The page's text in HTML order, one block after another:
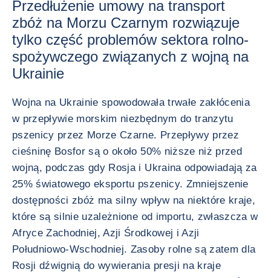
Przedłużenie umowy na transport
zbóż na Morzu Czarnym rozwiązuje
tylko część problemów sektora rolno-
spożywczego związanych z wojną na
Ukrainie
Wojna na Ukrainie spowodowała trwałe zakłócenia
w przepływie morskim niezbędnym do tranzytu
pszenicy przez Morze Czarne. Przepływy przez
cieśninę Bosfor są o około 50% niższe niż przed
wojną, podczas gdy Rosja i Ukraina odpowiadają za
25% światowego eksportu pszenicy. Zmniejszenie
dostępności zbóż ma silny wpływ na niektóre kraje,
które są silnie uzależnione od importu, zwłaszcza w
Afryce Zachodniej, Azji Środkowej i Azji
Południowo-Wschodniej. Zasoby rolne są zatem dla
Rosji dźwignią do wywierania presji na kraje